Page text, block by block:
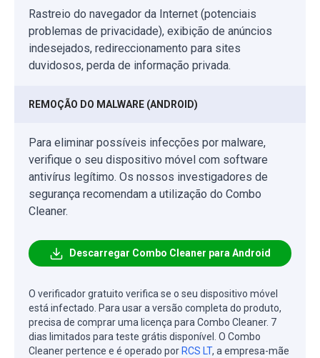
Rastreio do navegador da Internet (potenciais
problemas de privacidade), exibição de anúncios
indesejados, redireccionamento para sites
duvidosos, perda de informação privada.
REMOÇÃO DO MALWARE (ANDROID)
Para eliminar possíveis infecções por malware,
verifique o seu dispositivo móvel com software
antivírus legítimo. Os nossos investigadores de
segurança recomendam a utilização do Combo
Cleaner.
Descarregar Combo Cleaner para Android
O verificador gratuito verifica se o seu dispositivo móvel
está infectado. Para usar a versão completa do produto,
precisa de comprar uma licença para Combo Cleaner. 7
dias limitados para teste grátis disponível. O Combo
Cleaner pertence e é operado por RCS LT, a empresa-mãe